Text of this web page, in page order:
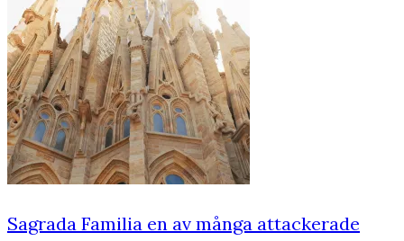
Sagrada Familia en av många attackerade